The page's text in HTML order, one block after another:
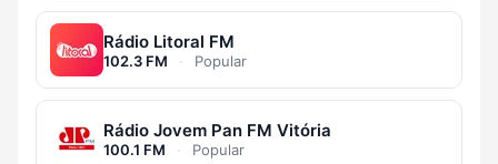
Rádio Litoral FM
102.3 FM · Popular
Rádio Jovem Pan FM Vitória
100.1 FM · Popular